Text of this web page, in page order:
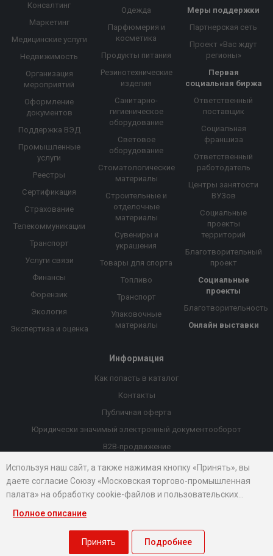
Консалтинг
Маркетинг
Медицинские услуги
Недвижимость
Организация
мероприятий
Оформление
документов
Поддержка ВЭД
Промышленные
услуги
Реестры
Сертификация
Страхование
Телекоммуникации
Транспорт
Услуги связи
Финансы
Форензик
Экология
Экспертиза и оценка
Одежда
Парфюмерия и
косметика
Продукты питания
Резинотехнические
изделия
Санитарно-
гигиеническое
оборудование
Световое
оборудование
Стоматологические
материалы
Строительные и
отделочные
материалы
Сувениры и
украшения
Товары для спорта
Топливо
Транспорт
Упаковочные
материалы
Меры поддержки
Партнерская сеть
Проект «Вас ждут
регионы»
Первая
социальная биржа
Ответственный
поставщик
Социальная
франшиза
Ответственный
работодатель
Центры занятости
ВУЗов
Социальные
проекты
территорий
Благотворительный
проект
Социальные
проекты
Благотворительность
Онлайн выставки
Информация
Как попасть в каталог
Контакты
Публичная оферта
Юридически значимый электронный документооборот
B2B-продвижение
Порекомендовать компанию
Онлайн выставки
Рейтинг компаний
© 2026 Все права защищены. Правовые документы
Используя наш сайт, а также нажимая кнопку «Принять», вы
даете согласие Союзу «Московская торгово-промышленная
палата» на обработку cookie-файлов и пользовательских
данных...
Полное описание
Принять Подробнее